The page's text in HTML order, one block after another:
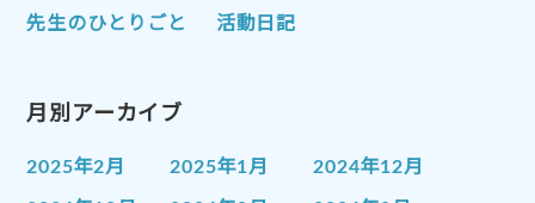
先生のひとりごと 活動日記
月別アーカイブ
2025年2月 2025年1月 2024年12月